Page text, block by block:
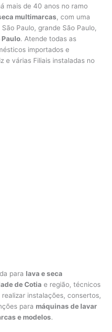
mais de 40 anos no ramo
multimarcas, com uma
Paulo, grande São Paulo,
Paulo. Atende todas as
importados e
e várias Filiais instaladas no
para lava e seca
de Cotia e região, técnicos
instalações, consertos,
para máquinas de lavar
e modelos.